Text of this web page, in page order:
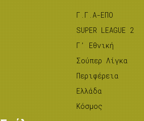
Γ.Γ.Α-ΕΠΟ
SUPER LEAGUE 2
Γ’ Εθνική
Σούπερ Λίγκα
Περιφέρεια
Ελλάδα
Κόσμος